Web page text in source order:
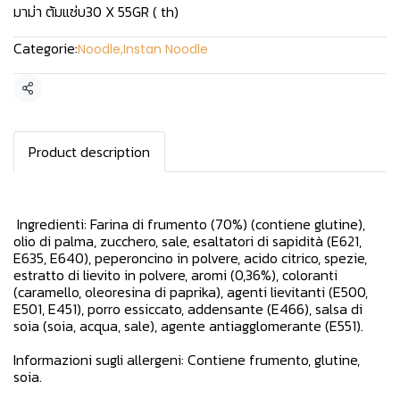
มาม่า ต้มแซ่บ30 X 55GR ( th)
Categorie:Noodle,Instan Noodle
Condividi
Product description
Ingredienti: Farina di frumento (70%) (contiene glutine),
olio di palma, zucchero, sale, esaltatori di sapidità (E621,
E635, E640), peperoncino in polvere, acido citrico, spezie,
estratto di lievito in polvere, aromi (0,36%), coloranti
(caramello, oleoresina di paprika), agenti lievitanti (E500,
E501, E451), porro essiccato, addensante (E466), salsa di
soia (soia, acqua, sale), agente antiagglomerante (E551).
Informazioni sugli allergeni: Contiene frumento, glutine,
soia.